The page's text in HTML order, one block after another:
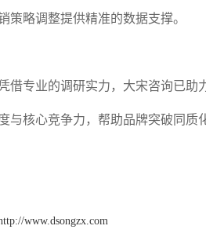
策略调整提供精准的数据支撑。
借专业的调研实力，大宋咨询已助
与核心竞争力，帮助品牌突破同质
www.dsongzx.com